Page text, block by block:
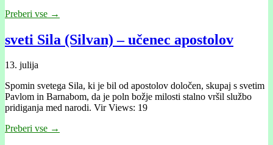
Preberi vse →
sveti Sila (Silvan) – učenec apostolov
13. julija
Spomin svetega Sila, ki je bil od apostolov določen, skupaj s svetim
Pavlom in Barnabom, da je poln božje milosti stalno vršil službo
pridiganja med narodi. Vir Views: 19
Preberi vse →